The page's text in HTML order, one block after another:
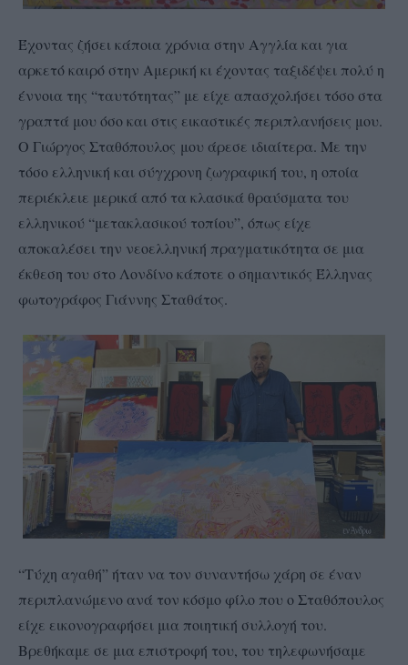
Έχοντας ζήσει κάποια χρόνια στην Αγγλία και για
αρκετό καιρό στην Αμερική κι έχοντας ταξιδέψει πολύ η
έννοια της “ταυτότητας” με είχε απασχολήσει τόσο στα
γραπτά μου όσο και στις εικαστικές περιπλανήσεις μου.
Ο Γιώργος Σταθόπουλος μου άρεσε ιδιαίτερα. Με την
τόσο ελληνική και σύγχρονη ζωγραφική του, η οποία
περιέκλειε μερικά από τα κλασικά θραύσματα του
ελληνικού “μετακλασικού τοπίου”, όπως είχε
αποκαλέσει την νεοελληνική πραγματικότητα σε μια
έκθεση του στο Λονδίνο κάποτε ο σημαντικός Έλληνας
φωτογράφος Γιάννης Σταθάτος.
“Τύχη αγαθή” ήταν να τον συναντήσω χάρη σε έναν
περιπλανώμενο ανά τον κόσμο φίλο που ο Σταθόπουλος
είχε εικονογραφήσει μια ποιητική συλλογή του.
Βρεθήκαμε σε μια επιστροφή του, του τηλεφωνήσαμε